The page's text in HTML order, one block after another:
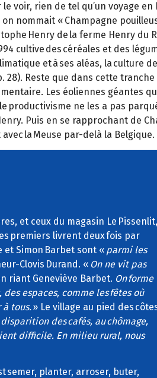
voir, rien de tel qu’un voyage
nommait « Champagne
Henry de la ferme Henry
cultive des céréales et des
et à ses aléas, la
28). Reste que dans cette
Les éoliennes géantes
productivisme ne les a pas
Puis en se rapprochant de
la Meuse par-delà la Belgique.
et ceux du magasin Le Pissenlit,
premiers livrent deux fois par
et Simon Barbet sont « parmi les
Clovis Durand. « On ne vit pas
riant Geneviève Barbet. On forme
espaces, comme les fêtes où
à tous.» Le village au pied des
disparition des cafés, au chômage,
difficile. En milieu rural, nous
semer, planter, arroser, buter,